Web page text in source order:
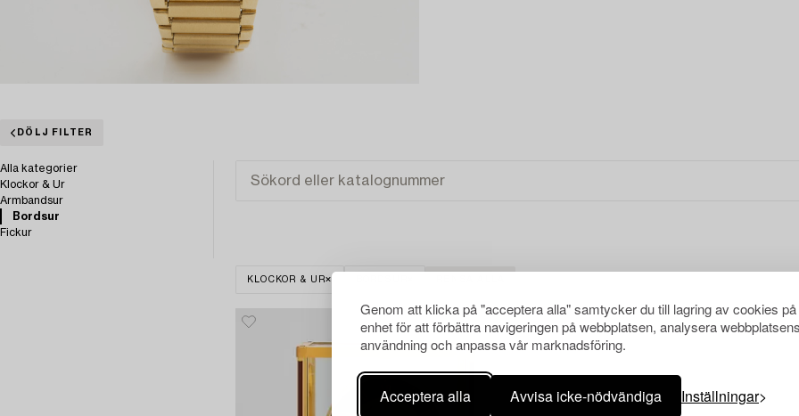
Genom att klicka på "acceptera alla" samtycker du till lagring av cookies
enhet för att förbättra navigeringen på webbplatsen, analysera webbplatsens
användning och anpassa vår marknadsföring.
Acceptera alla Avvisa icke-nödvändiga Inställningar
DÖLJ FILTER
Alla kategorier
Klockor & Ur
Armbandsur
Bordsur
Fickur
KLOCKOR & UR